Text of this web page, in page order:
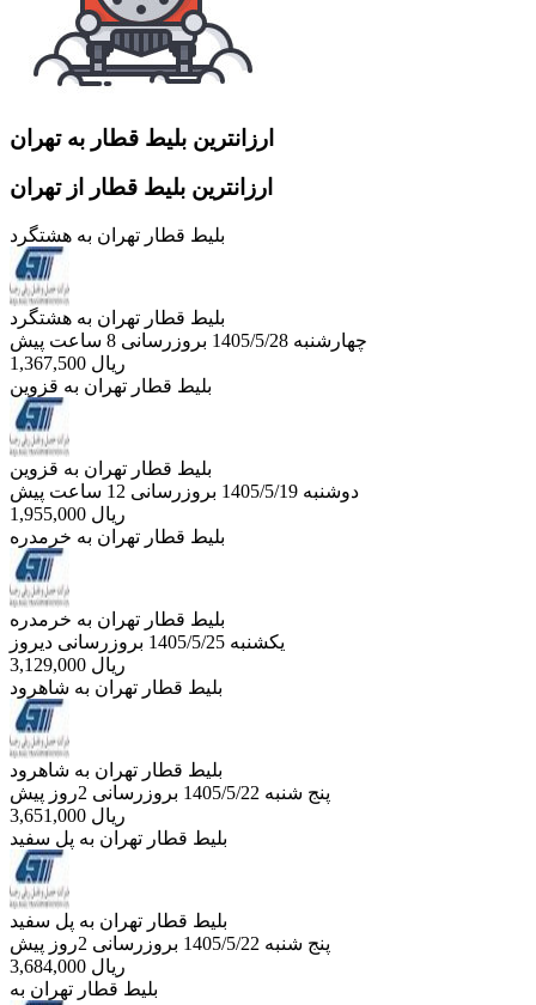
ارزانترین بلیط قطار به تهران
ارزانترین بلیط قطار از تهران
بلیط قطار تهران به هشتگرد
بلیط قطار تهران به هشتگرد
چهارشنبه 1405/5/28
بروزرسانی 8 ساعت پیش
1,367,500 ریال
بلیط قطار تهران به قزوین
بلیط قطار تهران به قزوین
دوشنبه 1405/5/19
بروزرسانی 12 ساعت پیش
1,955,000 ریال
بلیط قطار تهران به خرمدره
بلیط قطار تهران به خرمدره
یکشنبه 1405/5/25
بروزرسانی دیروز
3,129,000 ریال
بلیط قطار تهران به شاهرود
بلیط قطار تهران به شاهرود
پنج شنبه 1405/5/22
بروزرسانی 2روز پیش
3,651,000 ریال
بلیط قطار تهران به پل سفيد
بلیط قطار تهران به پل سفيد
پنج شنبه 1405/5/22
بروزرسانی 2روز پیش
3,684,000 ریال
بلیط قطار تهران به